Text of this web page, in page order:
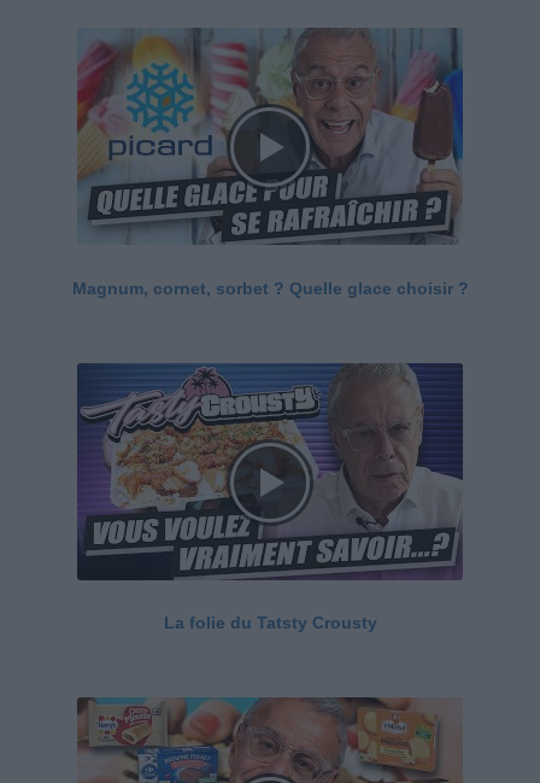
Magnum, cornet, sorbet ? Quelle glace choisir ?
La folie du Tatsty Crousty